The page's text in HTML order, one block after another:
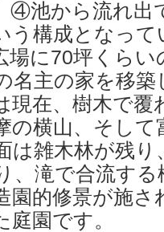
④池から流れ出
う構成となって
に70坪くらい
名主の家を移
現在、樹木で
の横山、そし
は雑木林が残
、滝で合流す
園的修景が施さ
園です。